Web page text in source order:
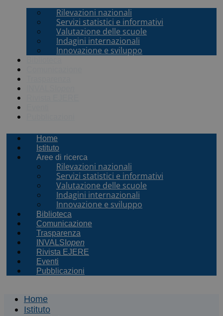
Rilevazioni nazionali
Servizi statistici e informativi
Valutazione delle scuole
Indagini internazionali
Innovazione e sviluppo
Home
Istituto
Aree di ricerca
Rilevazioni nazionali
Servizi statistici e informativi
Valutazione delle scuole
Indagini internazionali
Innovazione e sviluppo
Biblioteca
Comunicazione
Trasparenza
INVALSI open
Rivista EJERE
Eventi
Pubblicazioni
Home
Istituto